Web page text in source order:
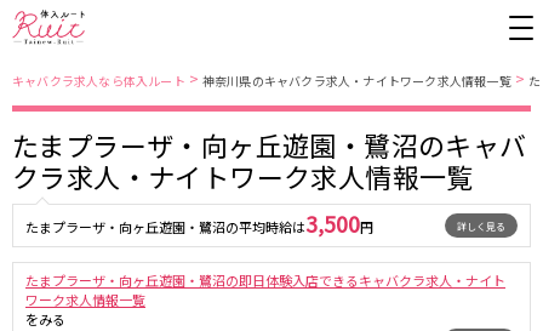
キャバクラ求人なら体入ルート > 神奈川県のキャバクラ求人・ナイトワーク求人情報一覧>
たまプラーザ・向ヶ丘遊園・鷺沼のキャバ
クラ求人・ナイトワーク求人情報一覧
たまプラーザ・向ヶ丘遊園・鷺沼の平均時給は3,500円 詳しく見る
たまプラーザ・向ヶ丘遊園・鷺沼の即日体験入店できるキャバクラ求人・ナイト
ワーク求人情報一覧
をみる
東京都
上野
池袋
錦糸町・亀戸
新橋
吉祥寺
町田
赤羽
東京メトロ日比谷線
銀座駅
上野駅
秋葉原駅
北千住駅
恵比寿駅
六本木駅
中目黒駅